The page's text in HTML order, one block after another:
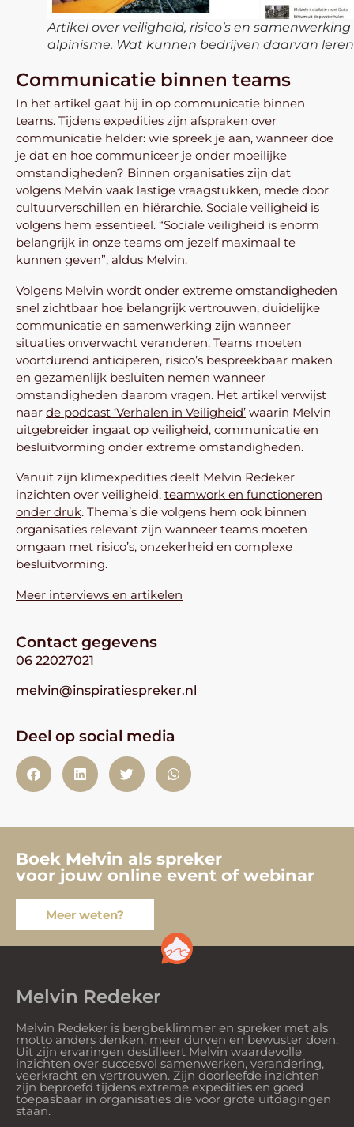
Artikel over veiligheid, risico’s en samenwerking
alpinisme. Wat kunnen bedrijven daarvan
Communicatie binnen teams
In het artikel gaat hij in op communicatie binnen
teams. Tijdens expedities zijn afspraken over
communicatie helder: wie spreek je aan, wanneer doe
je dat en hoe communiceer je onder moeilijke
omstandigheden? Binnen organisaties zijn dat
volgens Melvin vaak lastige vraagstukken, mede door
cultuurverschillen en hiërarchie. Sociale veiligheid is
volgens hem essentieel. “Sociale veiligheid is enorm
belangrijk in onze teams om jezelf maximaal te
kunnen geven”, aldus Melvin.
Volgens Melvin wordt onder extreme omstandigheden
snel zichtbaar hoe belangrijk vertrouwen, duidelijke
communicatie en samenwerking zijn wanneer
situaties onverwacht veranderen. Teams moeten
voortdurend anticiperen, risico’s bespreekbaar maken
en gezamenlijk besluiten nemen wanneer
omstandigheden daarom vragen. Het artikel verwijst
naar de podcast ‘Verhalen in Veiligheid’ waarin Melvin
uitgebreider ingaat op veiligheid, communicatie en
besluitvorming onder extreme omstandigheden.
Vanuit zijn klimexpedities deelt Melvin Redeker
inzichten over veiligheid, teamwork en functioneren
onder druk. Thema’s die volgens hem ook binnen
organisaties relevant zijn wanneer teams moeten
omgaan met risico’s, onzekerheid en complexe
besluitvorming.
Meer interviews en artikelen
Contact gegevens
06 22027021
melvin@inspiratiespreker.nl
Deel op social media
Boek Melvin als spreker
voor jouw online event of webinar
Meer weten?
Melvin Redeker
Melvin Redeker is bergbeklimmer en spreker met als
motto anders denken, meer durven en bewuster doen.
Uit zijn ervaringen destilleert Melvin waardevolle
inzichten over succesvol samenwerken, verandering,
veerkracht en vertrouwen. Zijn doorleefde inzichten
zijn beproefd tijdens extreme expedities en goed
toepasbaar in organisaties die voor grote uitdagingen
staan.